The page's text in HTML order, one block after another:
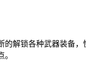
解锁各种武器装备